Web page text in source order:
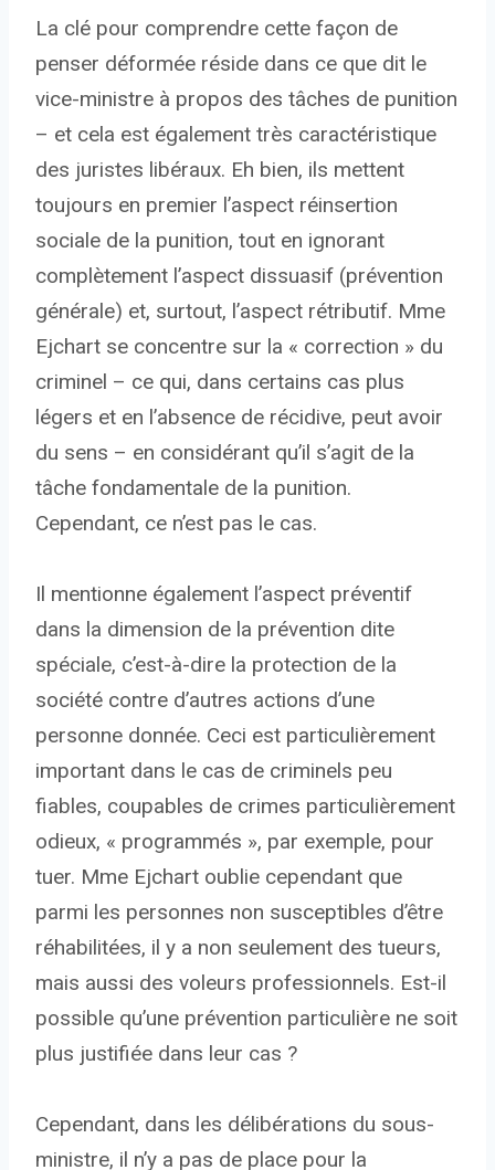
La clé pour comprendre cette façon de
penser déformée réside dans ce que dit le
vice-ministre à propos des tâches de punition
– et cela est également très caractéristique
des juristes libéraux. Eh bien, ils mettent
toujours en premier l’aspect réinsertion
sociale de la punition, tout en ignorant
complètement l’aspect dissuasif (prévention
générale) et, surtout, l’aspect rétributif. Mme
Ejchart se concentre sur la « correction » du
criminel – ce qui, dans certains cas plus
légers et en l’absence de récidive, peut avoir
du sens – en considérant qu’il s’agit de la
tâche fondamentale de la punition.
Cependant, ce n’est pas le cas.
Il mentionne également l’aspect préventif
dans la dimension de la prévention dite
spéciale, c’est-à-dire la protection de la
société contre d’autres actions d’une
personne donnée. Ceci est particulièrement
important dans le cas de criminels peu
fiables, coupables de crimes particulièrement
odieux, « programmés », par exemple, pour
tuer. Mme Ejchart oublie cependant que
parmi les personnes non susceptibles d’être
réhabilitées, il y a non seulement des tueurs,
mais aussi des voleurs professionnels. Est-il
possible qu’une prévention particulière ne soit
plus justifiée dans leur cas ?
Cependant, dans les délibérations du sous-
ministre, il n’y a pas de place pour la